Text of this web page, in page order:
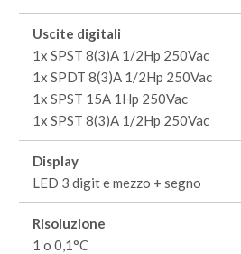
Uscite digitali
1x SPST 8(3)A 1/2Hp 250Vac
1x SPDT 8(3)A 1/2Hp 250Vac
1x SPST 15A 1Hp 250Vac
1x SPST 8(3)A 1/2Hp 250Vac
Display
LED 3 digit e mezzo + segno
Risoluzione
1 o 0,1°C